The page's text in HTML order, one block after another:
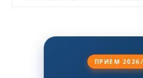
ПРИЕМ